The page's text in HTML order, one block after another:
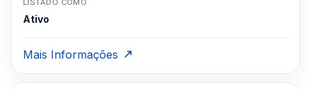
LISTADO COMO
Ativo
Mais Informações